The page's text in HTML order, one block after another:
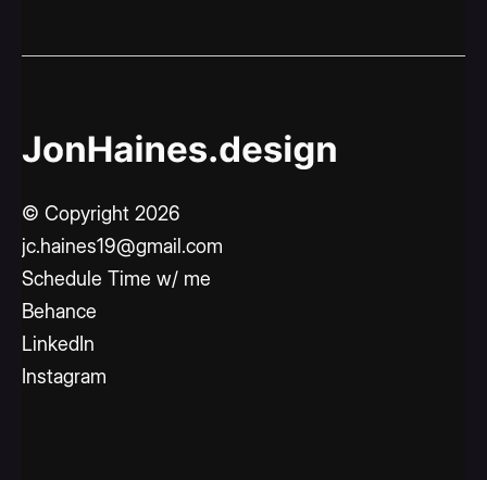
© Copyright 2026
jc.haines19@gmail.com
Schedule Time w/ me
Behance
LinkedIn
Instagram